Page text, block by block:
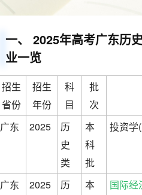
一、 2025年高考广东历
业一览
招生
省份
招生
年份
科
目
批
次
广东
2025
历
史
类
本
科
批
投资学
广东 2025
历
本
国际经